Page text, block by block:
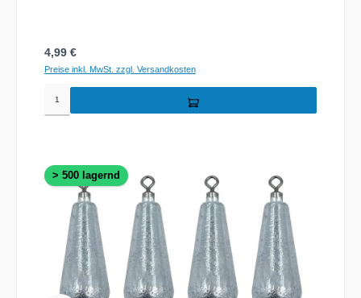
Regulärer Preis:
4,99 €
Preise inkl. MwSt. zzgl. Versandkosten
> 500 lagernd